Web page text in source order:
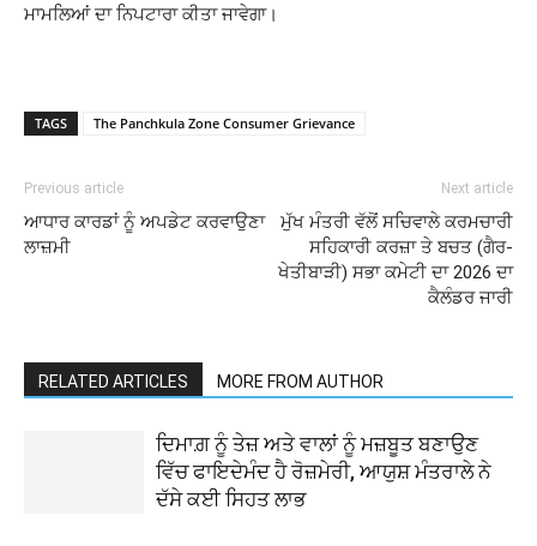
ਮਾਮਲਿਆਂ ਦਾ ਨਿਪਟਾਰਾ ਕੀਤਾ ਜਾਵੇਗਾ।
TAGS The Panchkula Zone Consumer Grievance
Previous article
ਆਧਾਰ ਕਾਰਡਾਂ ਨੂੰ ਅਪਡੇਟ ਕਰਵਾਉਣਾ
ਲਾਜ਼ਮੀ
Next article
ਮੁੱਖ ਮੰਤਰੀ ਵੱਲੋਂ ਸਚਿਵਾਲੇ ਕਰਮਚਾਰੀ
ਸਹਿਕਾਰੀ ਕਰਜ਼ਾ ਤੇ ਬਚਤ (ਗੈਰ-
ਖੇਤੀਬਾੜੀ) ਸਭਾ ਕਮੇਟੀ ਦਾ 2026 ਦਾ
ਕੈਲੰਡਰ ਜਾਰੀ
RELATED ARTICLES MORE FROM AUTHOR
ਦਿਮਾਗ਼ ਨੂੰ ਤੇਜ਼ ਅਤੇ ਵਾਲਾਂ ਨੂੰ ਮਜ਼ਬੂਤ ਬਣਾਉਣ
ਵਿੱਚ ਫਾਇਦੇਮੰਦ ਹੈ ਰੋਜ਼ਮੇਰੀ, ਆਯੁਸ਼ ਮੰਤਰਾਲੇ ਨੇ
ਦੱਸੇ ਕਈ ਸਿਹਤ ਲਾਭ